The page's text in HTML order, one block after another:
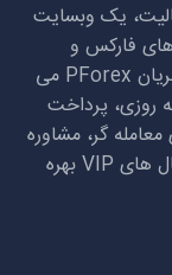
سال سابقه فعالیت، یک وبسایت
فارکس و
PForex می
روزی، پرداخت
گر، مشاوره
های VIPبهره